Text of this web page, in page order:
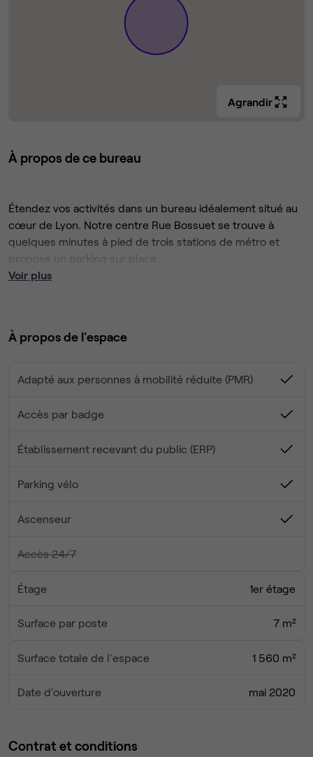
Agrandir
À propos de ce bureau
Étendez vos activités dans un bureau idéalement situé au
cœur de Lyon. Notre centre Rue Bossuet se trouve à
quelques minutes à pied de trois stations de métro et
propose un parking sur place.
Les larges baies vitrées et les toits-terrasses de
explorez les nombreux restaurants à proximité ou
le parc de la Tête d'Or.
Voir plus
À propos de l'espace
Adapté aux personnes à mobilité réduite (PMR)
Accès par badge
Établissement recevant du public (ERP)
Parking vélo
Ascenseur
Accès 24/7
Étage 1er étage
Surface par poste 7 m²
Surface totale de l'espace 1 560 m²
Date d'ouverture mai 2020
Contrat et conditions